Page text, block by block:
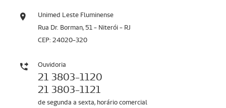
Unimed Leste Fluminense
Rua Dr. Borman, 51 - Niterói - RJ
CEP: 24020-320
Ouvidoria
21 3803-1120
21 3803-1121
de segunda a sexta, horário comercial